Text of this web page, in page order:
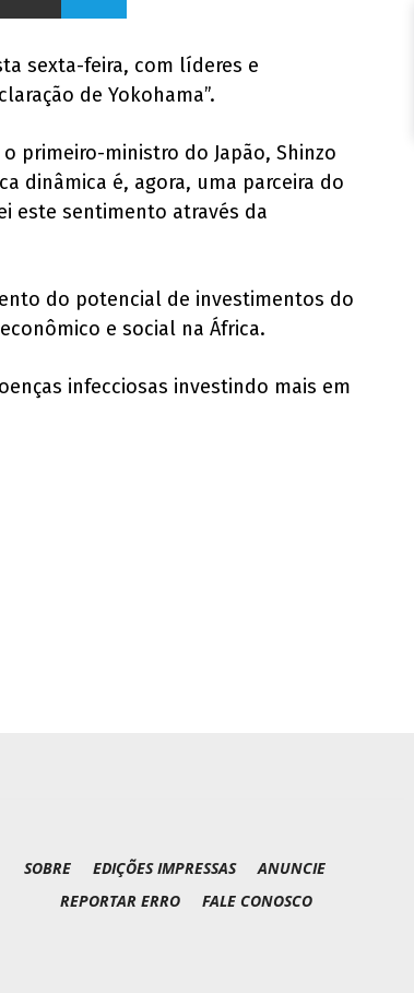
sexta-feira, com líderes e
de Yokohama”.
primeiro-ministro do Japão, Shinzo
dinâmica é, agora, uma parceira do
este sentimento através da
do potencial de investimentos do
e social na África.
infecciosas investindo mais em
SOBRE EDIÇÕES IMPRESSAS
ANUNCIE
REPORTAR ERRO
FALE CONOSCO